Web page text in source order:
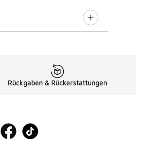
Rückgaben & Rückerstattungen